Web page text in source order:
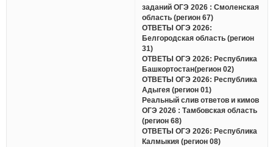
заданий ОГЭ 2026 : Смоленская
область (регион 67)
ОТВЕТЫ ОГЭ 2026:
Белгородская область (регион
31)
ОТВЕТЫ ОГЭ 2026: Республика
Башкортостан(регион 02)
ОТВЕТЫ ОГЭ 2026: Республика
Адыгея (регион 01)
Реальный слив ответов и кимов
ОГЭ 2026 : Тамбовская область
(регион 68)
ОТВЕТЫ ОГЭ 2026: Республика
Калмыкия (регион 08)